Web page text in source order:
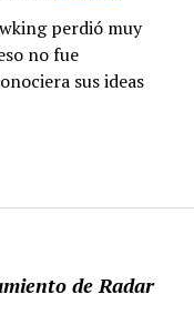
de Radar
perdió muy
no fue
sus ideas